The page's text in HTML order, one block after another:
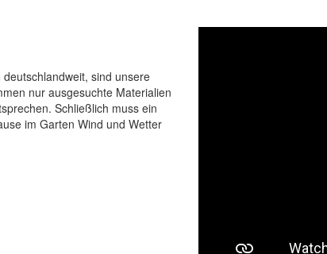
sind unsere
nur ausgesuchte Materialien
Schließlich muss ein
im Garten Wind und Wetter